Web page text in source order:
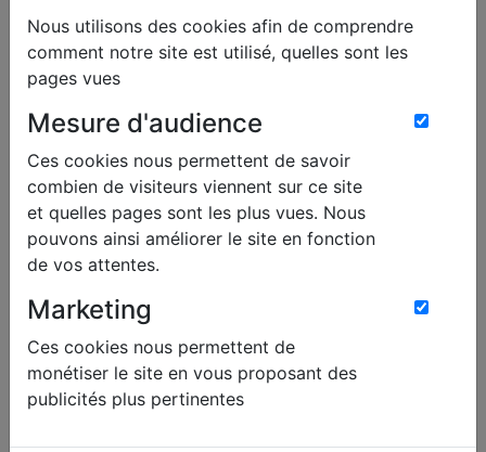
Real Madrid -Chelsea
Arrivé à l’été 2018 en provenance de Chelsea, Thibaut
Courtois n’a plus qu’un an de contrat et le Real Madrid
commencerait à préparer sa succession. En ce sens, c’est du
côté de la France et de la…
Lire l'article
C’est terrible pour Chelsea
Nous utilisons des cookies afin de comprendre
comment notre site est utilisé, quelles sont les
pages vues
Mesure d'audience
Ces cookies nous permettent de savoir
combien de visiteurs viennent sur ce site
et quelles pages sont les plus vues. Nous
pouvons ainsi améliorer le site en fonction
de vos attentes.
Marketing
Ces cookies nous permettent de
monétiser le site en vous proposant des
publicités plus pertinentes